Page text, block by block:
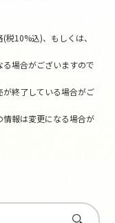
10%込)、もしくは、
場合がございますので
終了している場合がご
報は変更になる場合が
さがす